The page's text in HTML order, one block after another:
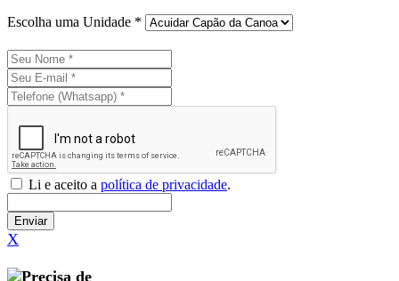
Escolha uma Unidade *
Li e aceito a política de privacidade.
Enviar
X